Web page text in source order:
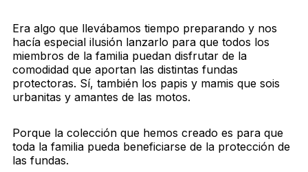
Era algo que llevábamos tiempo preparando y nos
hacía especial ilusión lanzarlo para que todos los
miembros de la familia puedan disfrutar de la
comodidad que aportan las distintas fundas
protectoras. Sí, también los papis y mamis que sois
urbanitas y amantes de las motos.
Porque la colección que hemos creado es para que
toda la familia pueda beneficiarse de la protección de
las fundas.